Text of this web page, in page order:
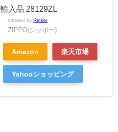
輸入品 28129ZL
created by Rinker
ZIPPO(ジッポー)
Amazon 楽天市場
Yahooショッピング